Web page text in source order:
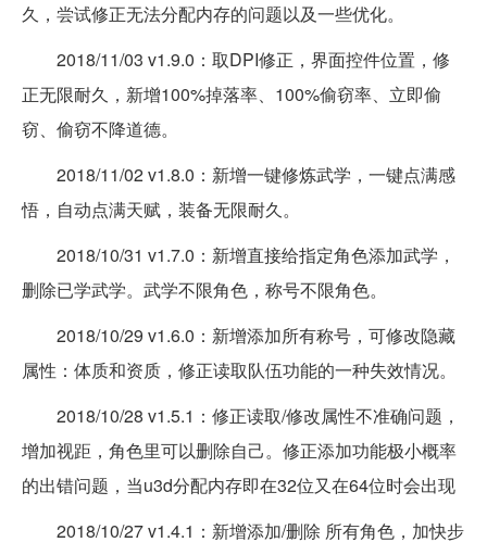
久，尝试修正无法分配内存的问题以及一些优化。
2018/11/03 v1.9.0：取DPI修正，界面控件位置，修
正无限耐久，新增100%掉落率、100%偷窃率、立即偷
窃、偷窃不降道德。
2018/11/02 v1.8.0：新增一键修炼武学，一键点满感
悟，自动点满天赋，装备无限耐久。
2018/10/31 v1.7.0：新增直接给指定角色添加武学，
删除已学武学。武学不限角色，称号不限角色。
2018/10/29 v1.6.0：新增添加所有称号，可修改隐藏
属性：体质和资质，修正读取队伍功能的一种失效情况。
2018/10/28 v1.5.1：修正读取/修改属性不准确问题，
增加视距，角色里可以删除自己。修正添加功能极小概率
的出错问题，当u3d分配内存即在32位又在64位时会出现
2018/10/27 v1.4.1：新增添加/删除 所有角色，加快步